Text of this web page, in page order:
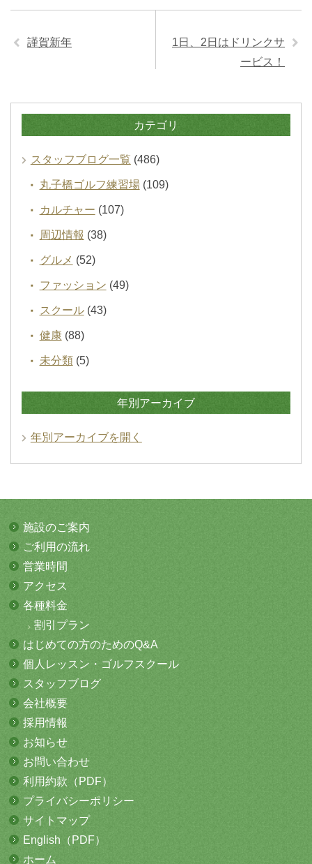
謹賀新年
1日、2日はドリンクサ
ービス！
カテゴリ
スタッフブログ一覧 (486)
丸子橋ゴルフ練習場(109)
カルチャー (107)
周辺情報 (38)
グルメ (52)
ファッション (49)
スクール(43)
健康(88)
未分類(5)
年別アーカイブ
年別アーカイブを開く
施設のご案内
ご利用の流れ
営業時間
アクセス
各種料金
割引プラン
はじめての方のためのQ&A
個人レッスン・ ゴルフスクール
スタッフブログ
会社概要
採用情報
お知らせ
お問い合わせ
利用約款（PDF）
プライバシーポリシー
サイトマップ
English（PDF）
ホーム